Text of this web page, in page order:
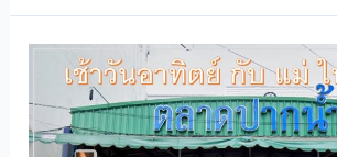
กับแกล้ม
ของ
โปรด
พ่อ
วิบาก